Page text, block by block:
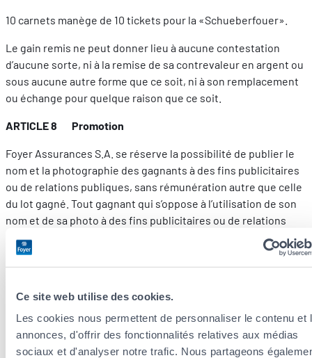
Ce site web utilise des cookies.
Les cookies nous permettent de personnaliser le contenu et
annonces, d'offrir des fonctionnalités relatives aux médias
sociaux et d'analyser notre trafic. Nous partageons
10 carnets manège de 10 tickets pour la «Schueberfouer».
Le gain remis ne peut donner lieu à aucune contestation
d’aucune sorte, ni à la remise de sa contrevaleur en argent ou
sous aucune autre forme que ce soit, ni à son remplacement
ou échange pour quelque raison que ce soit.
ARTICLE 8 Promotion
Foyer Assurances S.A. se réserve la possibilité de publier le
nom et la photographie des gagnants à des fins publicitaires
ou de relations publiques, sans rémunération autre que celle
du lot gagné. Tout gagnant qui s’oppose à l’utilisation de son
nom et de sa photo à des fins publicitaires ou de relations
publiques, doit informer Foyer Assurances S.A. au moyen d’un
simple courrier ou e-mail envoyé à celle-ci dans les 15 jours
de la proclamation des résultats.
ARTICLE 9 Communication
Toute communication relative au présent jeu concours doit
être envoyée par email à l’adresse suivante :